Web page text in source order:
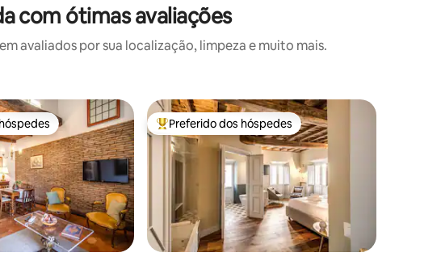
com ótimas avaliações
avaliados por sua localização, limpeza e muito mais.
preferidos dos hóspedes Entre os melhores preferidos dos hóspedes
Preferido dos hóspedes